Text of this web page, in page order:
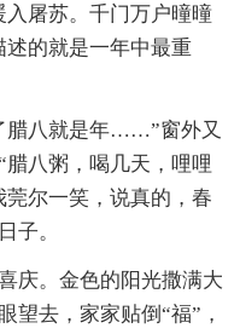
屠苏。千门万户曈曈
述的就是一年中最重
八就是年……”窗外又
八粥，喝几天，哩哩
尔一笑，说真的，春
子。
。金色的阳光撒满大
望去，家家贴倒“福”，